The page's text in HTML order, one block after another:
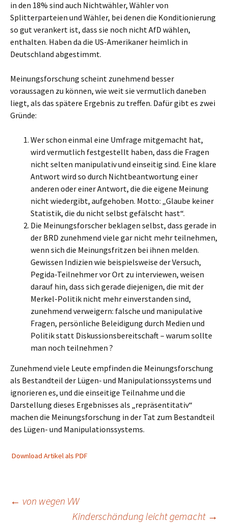
in den 18% sind auch Nichtwähler, Wähler von
Splitterparteien und Wähler, bei denen die Konditionierung
so gut verankert ist, dass sie noch nicht AfD wählen,
enthalten. Haben da die US-Amerikaner heimlich in
Deutschland abgestimmt.
Meinungsforschung scheint zunehmend besser
voraussagen zu können, wie weit sie vermutlich daneben
liegt, als das spätere Ergebnis zu treffen. Dafür gibt es zwei
Gründe:
Wer schon einmal eine Umfrage mitgemacht hat,
wird vermutlich festgestellt haben, dass die Fragen
nicht selten manipulativ und einseitig sind. Eine klare
Antwort wird so durch Nichtbeantwortung einer
anderen oder einer Antwort, die die eigene Meinung
nicht wiedergibt, aufgehoben. Motto: „Glaube keiner
Statistik, die du nicht selbst gefälscht hast“.
Die Meinungsforscher beklagen selbst, dass gerade in
der BRD zunehmend viele gar nicht mehr teilnehmen,
wenn sich die Meinungsfritzen bei ihnen melden.
Gewissen Indizien wie beispielsweise der Versuch,
Pegida-Teilnehmer vor Ort zu interviewen, weisen
darauf hin, dass sich gerade diejenigen, die mit der
Merkel-Politik nicht mehr einverstanden sind,
zunehmend verweigern: falsche und manipulative
Fragen, persönliche Beleidigung durch Medien und
Politik statt Diskussionsbereitschaft – warum sollte
man noch teilnehmen ?
Zunehmend viele Leute empfinden die Meinungsforschung
als Bestandteil der Lügen- und Manipulationssystems und
ignorieren es, und die einseitige Teilnahme und die
Darstellung dieses Ergebnisses als „repräsentitativ“
machen die Meinungsforschung in der Tat zum Bestandteil
des Lügen- und Manipulationssystems.
Download Artikel als PDF
Beitragsnavigation
← von wegen VW
Kinderschändung leicht gemacht →